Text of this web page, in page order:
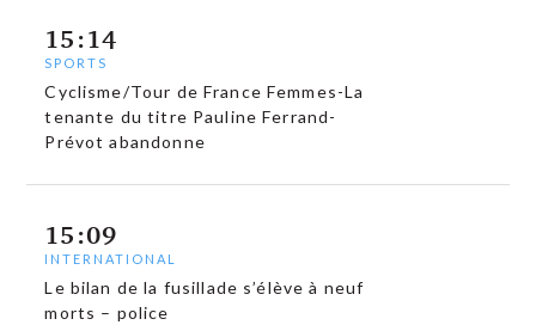
15:14
SPORTS
Cyclisme/Tour de France Femmes-La
tenante du titre Pauline Ferrand-
Prévot abandonne
15:09
INTERNATIONAL
Le bilan de la fusillade s’élève à neuf
morts – police